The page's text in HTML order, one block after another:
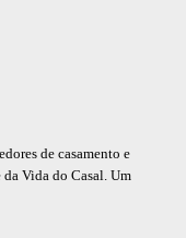
de casamento e
Vida do Casal. Um